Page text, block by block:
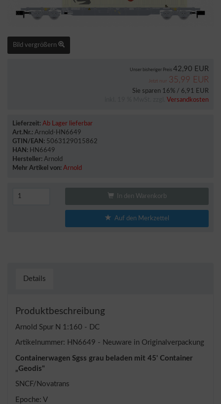
Bild vergrößern
Unser bisheriger Preis 42,90 EUR
Jetzt nur 35,99 EUR
Sie sparen 16% / 6,91 EUR
Versandkosten
Lieferzeit: Ab Lager lieferbar
Art.Nr.: Arnold-HN6649
GTIN/EAN: 5063129015862
HAN: HN6649
Hersteller: Arnold
Mehr Artikel von: Arnold
In den Warenkorb
Auf den Merkzettel
Details
Produktbeschreibung
Arnold Spur N 1:160 - DC
Artikelnummer: HN6649 - Neuware in Originalverpackung
Containerwagen Sgss grau beladen mit 45' Container
„Geodis"
SNCF/Novatrans
Epoche: V